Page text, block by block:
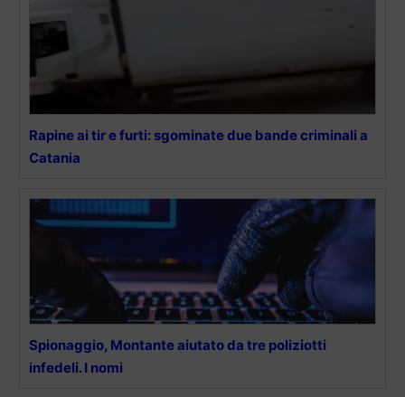
Rapine ai tir e furti: sgominate due bande criminali a
Catania
Spionaggio, Montante aiutato da tre poliziotti
infedeli. I nomi